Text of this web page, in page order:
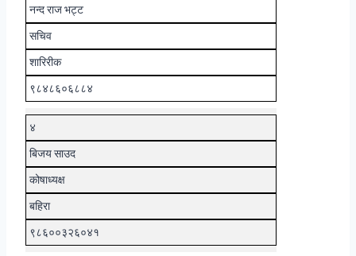
नन्द राज भट्ट
सचिव
शारिरीक
९८४८६०६८८४
४
बिजय साउद
कोषाध्यक्ष
बहिरा
९८६००३२६०४१